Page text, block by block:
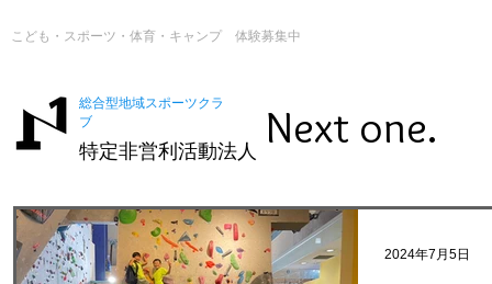
こども・スポーツ・体育・キャンプ 体験募集中
総合型地域スポーツクラ
ブ
特定非営利活動法人 Next one.
2024年7月5日